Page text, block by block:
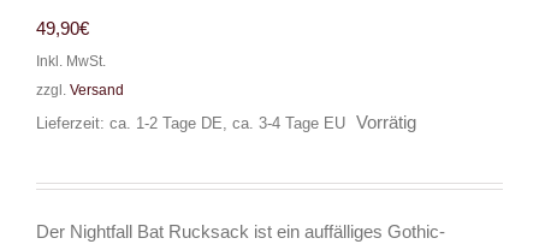
49,90€
Inkl. MwSt.
zzgl. Versand
Lieferzeit: ca. 1-2 Tage DE, ca. 3-4 Tage EU
Vorrätig
Der Nightfall Bat Rucksack ist ein auffälliges Gothic-